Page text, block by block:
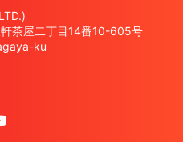
茶屋二丁目14番10-605号
ku